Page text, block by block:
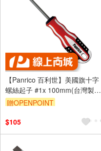
【Panrico 百利世】美國旗十字
螺絲起子 #1x 100mm(台灣製造
複合式起子 螺絲起子)
贈OPENPOINT
$105